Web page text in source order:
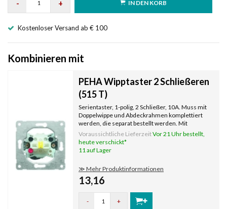
- + IN DEN KORB
Kostenloser Versand ab € 100
Kombinieren mit
PEHA Wipptaster 2 Schließeren
(515 T)
Serientaster, 1-polig, 2 Schließer, 10A. Muss mit
Doppelwippe und Abdeckrahmen komplettiert
werden, die separat bestellt werden. Mit
Krallenbefestigung.
Voraussichtliche LieferzeitVor 21 Uhr bestellt,
heute verschickt*
11 auf Lager
≫ Mehr Produktinformationen
13,16
- +